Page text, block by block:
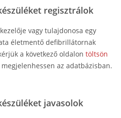
regisztrálok
vagy tulajdonosa egy
életmentő defibrillátornak
a következő oldalon töltsön
az adatbázisban.
javasolok